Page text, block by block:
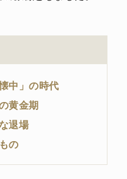
中」の時代
黄金期
退場
の